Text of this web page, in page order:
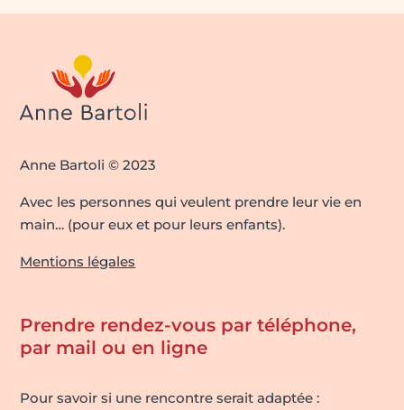
Anne Bartoli © 2023
Avec les personnes qui veulent prendre leur vie en
main… (pour eux et pour leurs enfants).
Mentions légales
Prendre rendez-vous par téléphone,
par mail ou en ligne
Pour savoir si une rencontre serait adaptée :